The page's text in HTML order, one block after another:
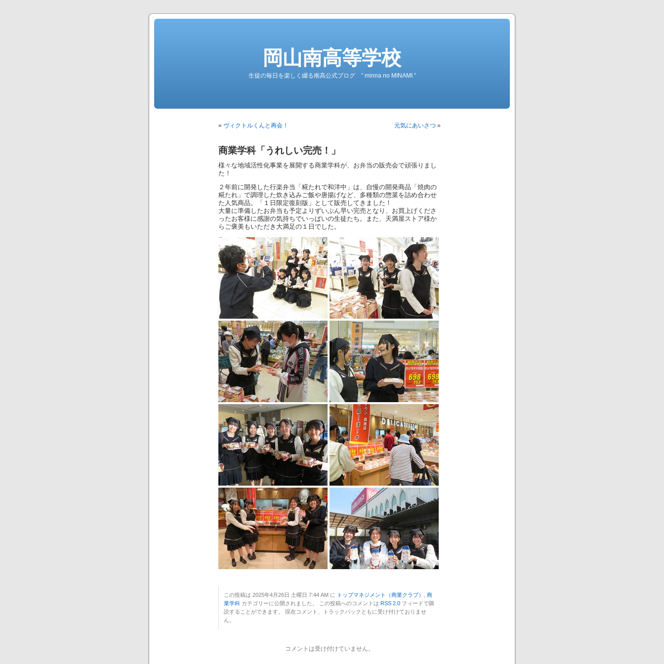
岡山南高等学校
生徒の毎日を楽しく綴る南高公式ブログ ” minna no MINAMI ”
« ヴィクトルくんと再会！ 元気にあいさつ »
商業学科「うれしい完売！」
様々な地域活性化事業を展開する商業学科が、お弁当の販売会で頑張りまし
た！
２年前に開発した行楽弁当「糀たれで和洋中」は、自慢の開発商品「焼肉の
糀たれ」で調理した炊き込みご飯や唐揚げなど、多種類の惣菜を詰め合わせ
た人気商品。「１日限定復刻版」として販売してきました！
大量に準備したお弁当も予定よりずいぶん早い完売となり、お買上げくださ
ったお客様に感謝の気持ちでいっぱいの生徒たち。また、天満屋ストア様か
らご褒美もいただき大満足の１日でした。
この投稿は 2025年4月26日 土曜日 7:44 AM に トップマネジメント（商業クラブ）
商
業学科 カテゴリーに公開されました。 この投稿へのコメントは RSS 2.0 フィードで購
読することができます。 現在コメント、トラックバックともに受け付けておりませ
ん。
コメントは受け付けていません。